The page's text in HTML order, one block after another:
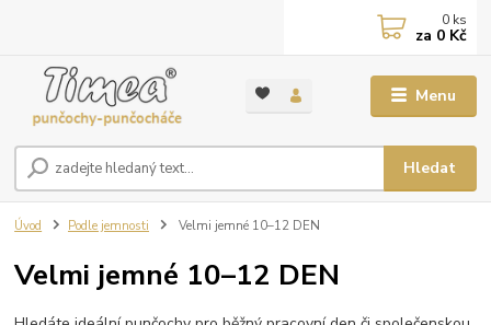
Menu
Hledat
0 ks
za 0 Kč
Úvod Podle jemnosti Velmi jemné 10–12 DEN
Velmi jemné 10–12 DEN